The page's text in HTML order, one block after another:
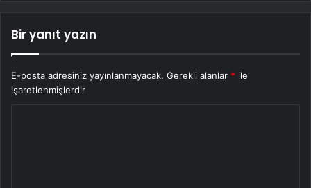
Bir yanıt yazın
E-posta adresiniz yayınlanmayacak. Gerekli alanlar * ile
işaretlenmişlerdir